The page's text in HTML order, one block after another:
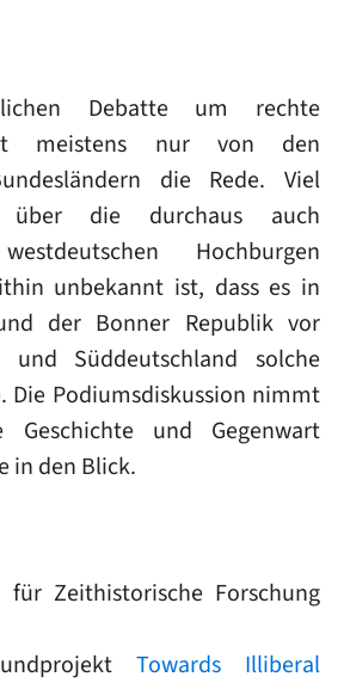
Debatte um rechte
meistens nur von den
die Rede. Viel
die durchaus auch
Hochburgen
unbekannt ist, dass es in
der Bonner Republik vor
Süddeutschland solche
Die Podiumsdiskussion nimmt
Geschichte und Gegenwart
in den Blick.
für Zeithistorische Forschung
Towards Illiberal